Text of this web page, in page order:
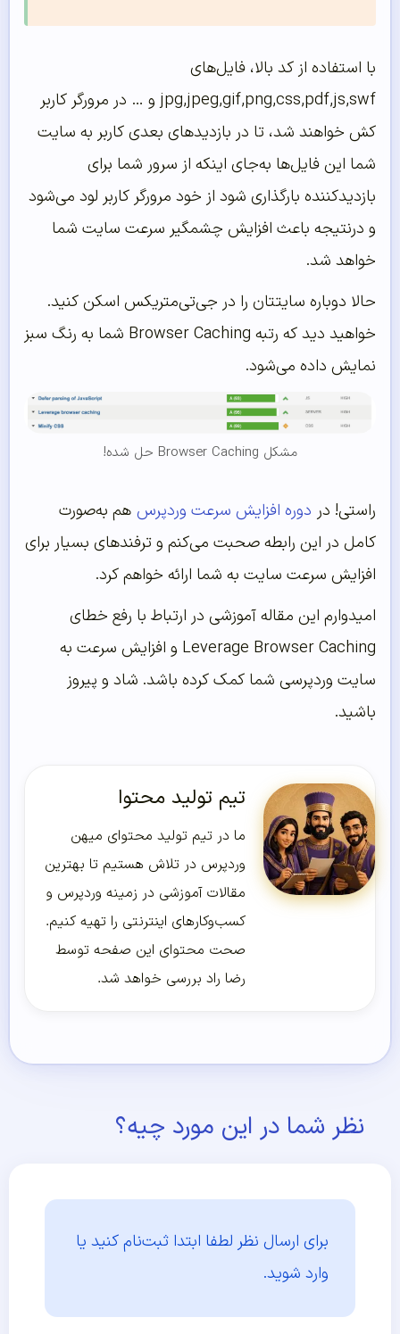
با استفاده از کد بالا، فایل‌های
jpg,jpeg,gif,png,css,pdf,js,swf و … در مرورگر کاربر
کش خواهند شد، تا در بازدیدهای بعدی کاربر به سایت
شما این فایل‌ها به‌جای اینکه از سرور شما برای
بازدیدکننده بارگذاری شود از خود مرورگر کاربر لود می‌شود
و درنتیجه باعث افزایش چشمگیر سرعت سایت شما
خواهد شد.
حالا دوباره سایتتان را در جی‌‌تی‌‌متریکس اسکن کنید.
خواهید دید که رتبه Browser Caching شما به رنگ سبز
نمایش داده می‌شود.
مشکل Browser Caching حل شده!
راستی! در دوره افزایش سرعت وردپرس هم به‌‌صورت
کامل در این رابطه صحبت می‌کنم و ترفند‌های بسیار برای
افزایش سرعت سایت به شما ارائه خواهم کرد.
امیدوارم این مقاله آموزشی در ارتباط با رفع خطای
Leverage Browser Caching و افزایش سرعت به
سایت وردپرسی شما کمک کرده باشد. شاد و پیروز
باشید.
تیم تولید محتوا
ما در تیم تولید محتوای میهن
وردپرس در تلاش هستیم تا بهترین
مقالات آموزشی در زمینه وردپرس و
کسب‌و‌کارهای اینترنتی را تهیه کنیم.
صحت محتوای این صفحه توسط
رضا راد بررسی خواهد شد.
نظر شما در این مورد چیه؟
برای ارسال نظر لطفا ابتدا ثبت‌نام کنید یا
وارد شوید.